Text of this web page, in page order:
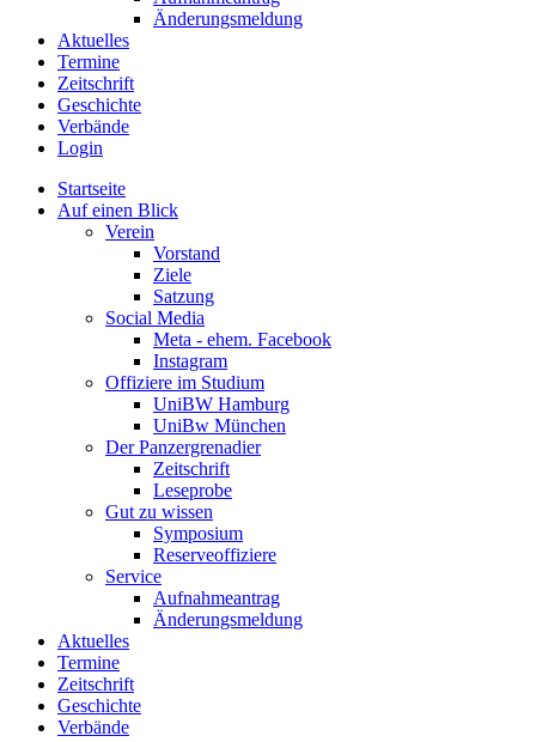
Änderungsmeldung
Aktuelles
Termine
Zeitschrift
Geschichte
Verbände
Login
Startseite
Auf einen Blick
Verein
Vorstand
Ziele
Satzung
Social Media
Meta - ehem. Facebook
Instagram
Offiziere im Studium
UniBW Hamburg
UniBw München
Der Panzergrenadier
Zeitschrift
Leseprobe
Gut zu wissen
Symposium
Reserveoffiziere
Service
Aufnahmeantrag
Änderungsmeldung
Aktuelles
Termine
Zeitschrift
Geschichte
Verbände